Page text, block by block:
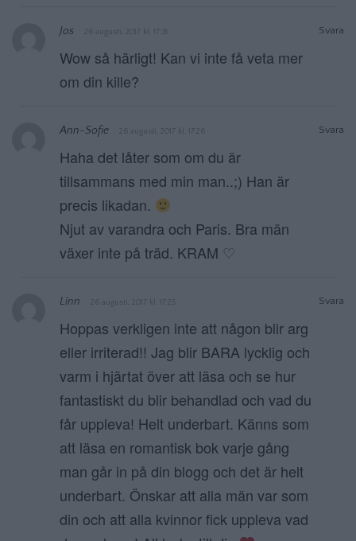
Svara
Jos 26 augusti, 2017 kl. 17:31
Wow så härligt! Kan vi inte få veta mer
om din kille?
Svara
Ann-Sofie 26 augusti, 2017 kl. 17:26
Haha det låter som om du är
tillsammans med min man..;) Han är
precis likadan.
Njut av varandra och Paris. Bra män
växer inte på träd. KRAM ♡
Svara
Linn 26 augusti, 2017 kl. 17:25
Hoppas verkligen inte att någon blir arg
eller irriterad!! Jag blir BARA lycklig och
varm i hjärtat över att läsa och se hur
fantastiskt du blir behandlad och vad du
får uppleva! Helt underbart. Känns som
att läsa en romantisk bok varje gång
man går in på din blogg och det är helt
underbart. Önskar att alla män var som
din och att alla kvinnor fick uppleva vad